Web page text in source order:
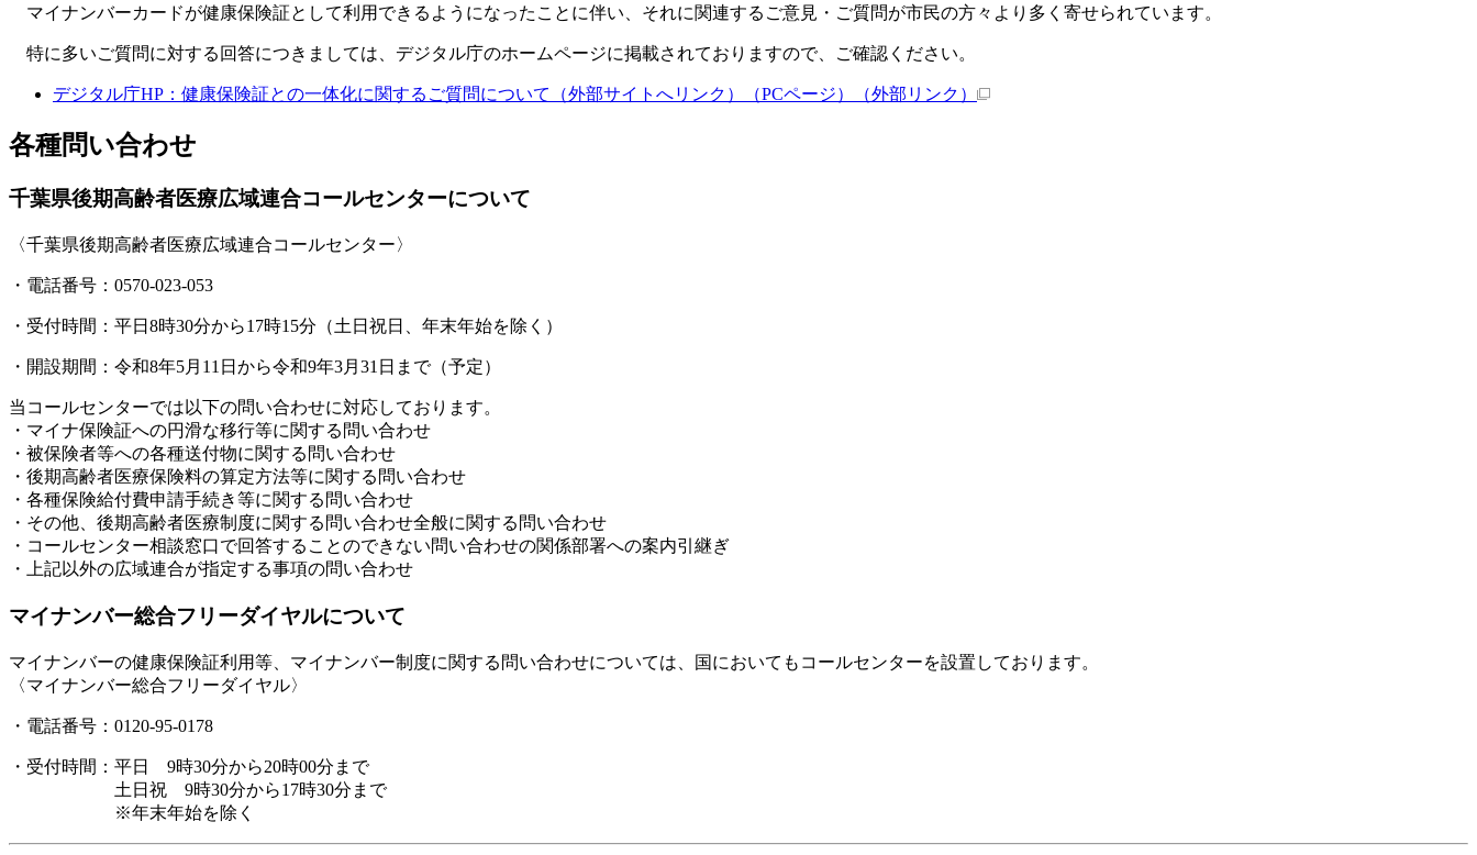
マイナンバーカードが健康保険証として利用できるようになったことに伴い、それに関連するご意見・ご質問が市民の方々より多く寄せられています。
特に多いご質問に対する回答につきましては、デジタル庁のホームページに掲載されておりますので、ご確認ください。
デジタル庁HP：健康保険証との一体化に関するご質問について（外部サイトへリンク）（PCページ） （外部リンク）
各種問い合わせ
千葉県後期高齢者医療広域連合コールセンターについて
〈千葉県後期高齢者医療広域連合コールセンター〉
・電話番号：0570-023-053
・受付時間：平日8時30分から17時15分（土日祝日、年末年始を除く）
・開設期間：令和8年5月11日から令和9年3月31日まで（予定）
当コールセンターでは以下の問い合わせに対応しております。
・マイナ保険証への円滑な移行等に関する問い合わせ
・被保険者等への各種送付物に関する問い合わせ
・後期高齢者医療保険料の算定方法等に関する問い合わせ
・各種保険給付費申請手続き等に関する問い合わせ
・その他、後期高齢者医療制度に関する問い合わせ全般に関する問い合わせ
・コールセンター相談窓口で回答することのできない問い合わせの関係部署への案内引継ぎ
・上記以外の広域連合が指定する事項の問い合わせ
マイナンバー総合フリーダイヤルについて
マイナンバーの健康保険証利用等、マイナンバー制度に関する問い合わせについては、国においてもコールセンターを設置しております。
〈マイナンバー総合フリーダイヤル〉
・電話番号：0120-95-0178
・受付時間：平日 9時30分から20時00分まで
土日祝 9時30分から17時30分まで
※年末年始を除く